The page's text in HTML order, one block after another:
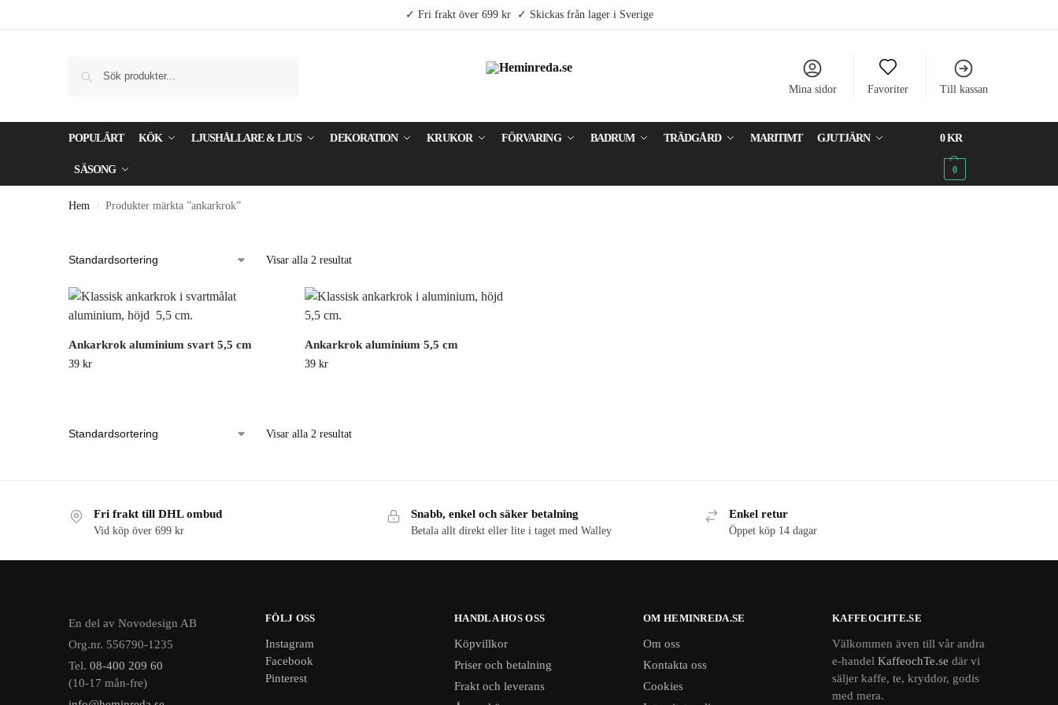
✓ Fri frakt över 699 kr ✓ Skickas från lager i Sverige
Mina sidor Favoriter Till kassan
POPULÄRT KÖK LJUSHÅLLARE & LJUS DEKORATION KRUKOR FÖRVARING BADRUM TRÄDGÅRD MARITIMT GJUTJÄRN
SÄSONG
0KR
0
Hem / Produkter märkta ”ankarkrok”
Visar alla 2 resultat
Ankarkrok aluminium svart 5,5 cm
39 kr
Ankarkrok aluminium 5,5 cm
39 kr
Visar alla 2 resultat
Fri frakt till DHL ombud
Vid köp över 699 kr
Snabb, enkel och säker betalning
Betala allt direkt eller lite i taget med Walley
Enkel retur
Öppet köp 14 dagar
En del av Novodesign AB
Org.nr. 556790-1235
Tel. 08-400 209 60
(10-17 mån-fre)
FÖLJ OSS
Instagram
Facebook
Pinterest
HANDLA HOS OSS
Köpvillkor
Priser och betalning
Frakt och leverans
OM HEMINREDA.SE
Om oss
Kontakta oss
Cookies
KAFFEOCHTE.SE
Välkommen även till vår andra
e-handel KaffeochTe.se där vi
säljer kaffe, te, kryddor, godis
med mera.